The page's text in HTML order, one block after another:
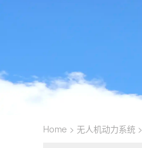
Home > 无人机动力系统 >